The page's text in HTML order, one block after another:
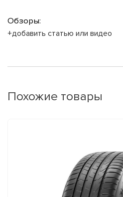
Обзоры:
+добавить статью или видео
Похожие товары